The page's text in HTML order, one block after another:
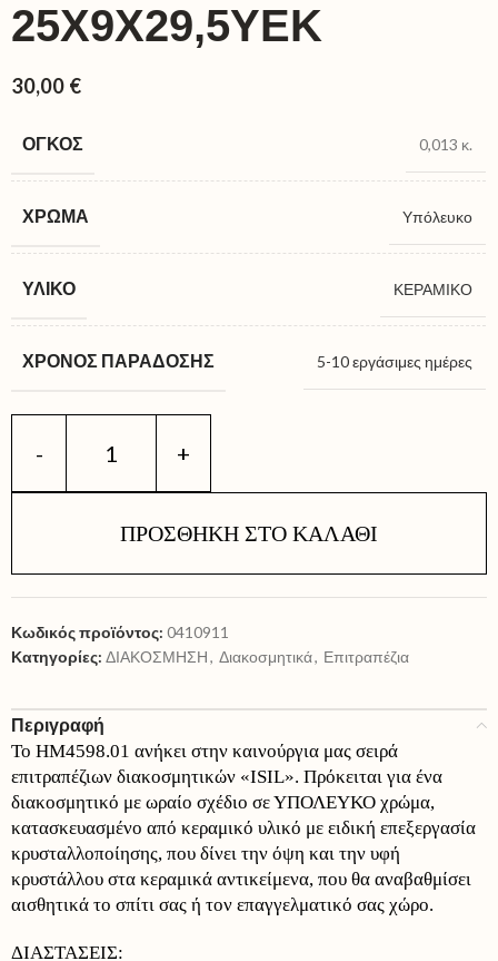
25X9X29,5ΥΕΚ
30,00 €
ΌΓΚΟΣ 0,013 κ.
ΧΡΏΜΑ Υπόλευκο
ΥΛΙΚΌ ΚΕΡΑΜΙΚΟ
ΧΡΌΝΟΣ ΠΑΡΆΔΟΣΗΣ 5-10 εργάσιμες ημέρες
ΠΡΟΣΘΉΚΗ ΣΤΟ ΚΑΛΆΘΙ
Κωδικός προϊόντος: 0410911
Κατηγορίες: ΔΙΑΚΟΣΜΗΣΗ, Διακοσμητικά, Επιτραπέζια
Περιγραφή
Το HM4598.01 ανήκει στην καινούργια μας σειρά
επιτραπέζιων διακοσμητικών «ISIL». Πρόκειται για ένα
διακοσμητικό με ωραίο σχέδιο σε ΥΠΟΛΕΥΚΟ χρώμα,
κατασκευασμένο από κεραμικό υλικό με ειδική επεξεργασία
κρυσταλλοποίησης, που δίνει την όψη και την υφή
κρυστάλλου στα κεραμικά αντικείμενα, που θα αναβαθμίσει
αισθητικά το σπίτι σας ή τον επαγγελματικό σας χώρο.
ΔΙΑΣΤΑΣΕΙΣ: